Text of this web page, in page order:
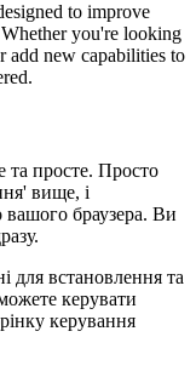
to improve
you're looking
add new capabilities to
просте. Просто
вище, і
браузера. Ви
для встановлення та
керувати
керування